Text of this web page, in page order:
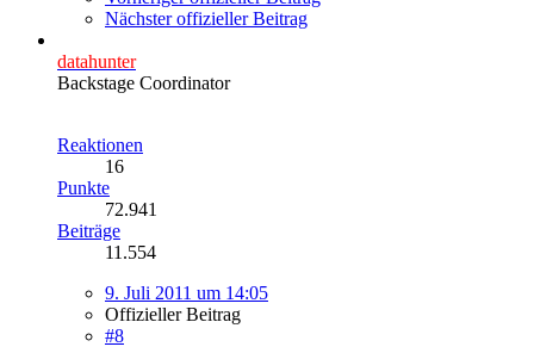
Nächster offizieller Beitrag
datahunter
Backstage Coordinator
Reaktionen
16
Punkte
72.941
Beiträge
11.554
9. Juli 2011 um 14:05
Offizieller Beitrag
#8